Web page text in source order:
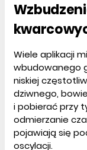
Wiele aplikacji
wbudowanego
niskiej
dziwnego,
i pobierać przy
odmierzanie
pojawiają się
oscylacji.